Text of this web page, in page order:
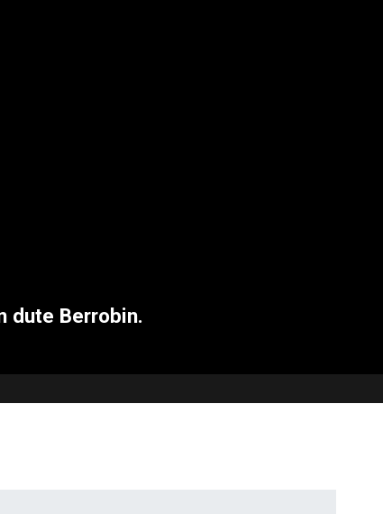
dute Berrobin.